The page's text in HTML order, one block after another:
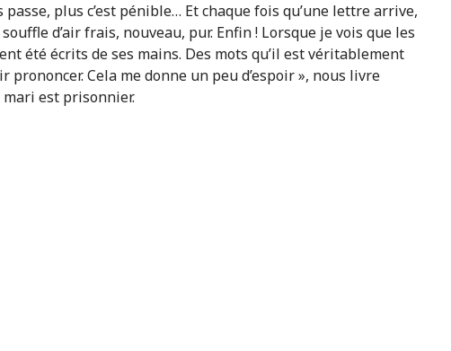
passe, plus c’est pénible… Et chaque fois qu’une lettre arrive,
souffle d’air frais, nouveau, pur. Enfin ! Lorsque je vois que les
été écrits de ses mains. Des mots qu’il est véritablement
prononcer. Cela me donne un peu d’espoir », nous livre
est prisonnier.